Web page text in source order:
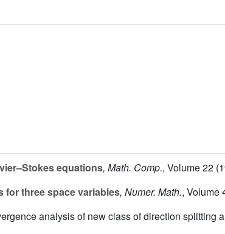
equations, Math. Comp., Volume 22
three space variables, Numer. Math., Volume
analysis of new class of direction splitting